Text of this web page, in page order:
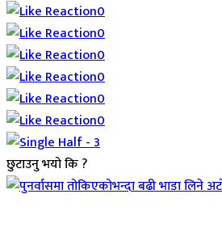
0
0
0
0
0
0
छुटाउनु भयो कि ?